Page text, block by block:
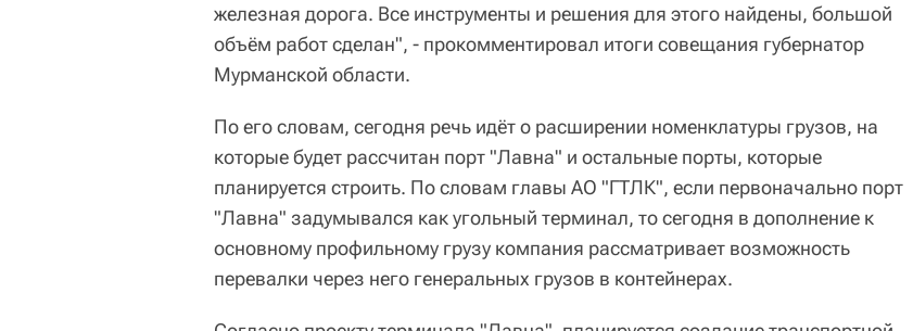
железная дорога. Все инструменты и решения для этого найдены, большой
объём работ сделан", - прокомментировал итоги совещания губернатор
Мурманской области.
По его словам, сегодня речь идёт о расширении номенклатуры грузов, на
которые будет рассчитан порт "Лавна" и остальные порты, которые
планируется строить. По словам главы АО "ГТЛК", если первоначально порт
"Лавна" задумывался как угольный терминал, то сегодня в дополнение к
основному профильному грузу компания рассматривает возможность
перевалки через него генеральных грузов в контейнерах.